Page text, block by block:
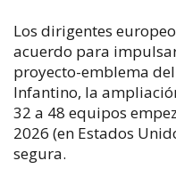
Los dirigentes
acuerdo para
proyecto-emblema
Infantino, la
32 a 48 equipos
2026 (en Estados
segura.